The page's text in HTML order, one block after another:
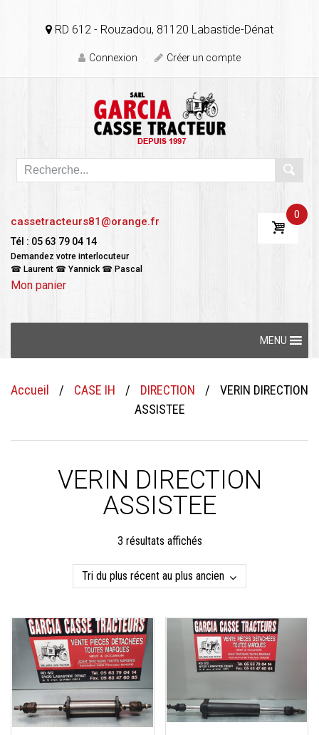
RD 612 - Rouzadou, 81120 Labastide-Dénat
Connexion Créer un compte
cassetracteurs81@orange.fr
Tél : 05 63 79 04 14
Demandez votre interlocuteur
☎ Laurent ☎ Yannick ☎ Pascal
Mon panier
0
MENU
Accueil / CASE IH / DIRECTION /
VERIN DIRECTION
ASSISTEE
VERIN DIRECTION
ASSISTEE
3 résultats affichésTrié
du
plus
au
plus